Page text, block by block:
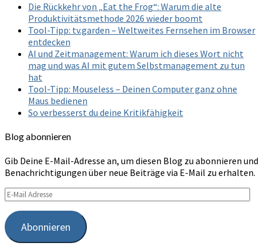
Die Rückkehr von „Eat the Frog“: Warum die alte
Produktivitätsmethode 2026 wieder boomt
Tool-Tipp: tv.garden – Weltweites Fernsehen im Browser
entdecken
AI und Zeitmanagement: Warum ich dieses Wort nicht
mag und was AI mit gutem Selbstmanagement zu tun
hat
Tool-Tipp: Mouseless – Deinen Computer ganz ohne
Maus bedienen
So verbesserst du deine Kritikfähigkeit
Blog abonnieren
Gib Deine E-Mail-Adresse an, um diesen Blog zu abonnieren und
Benachrichtigungen über neue Beiträge via E-Mail zu erhalten.
E-
Mail
Adresse
Abonnieren